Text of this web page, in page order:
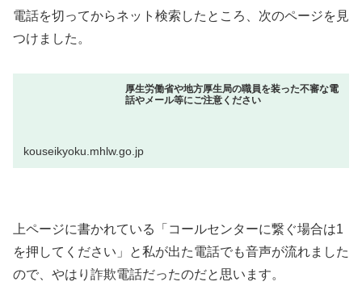
電話を切ってからネット検索したところ、次のページを見
つけました。
厚生労働省や地方厚生局の職員を装った不審な電
話やメール等にご注意ください
kouseikyoku.mhlw.go.jp
上ページに書かれている「コールセンターに繋ぐ場合は1
を押してください」と私が出た電話でも音声が流れました
ので、やはり詐欺電話だったのだと思います。